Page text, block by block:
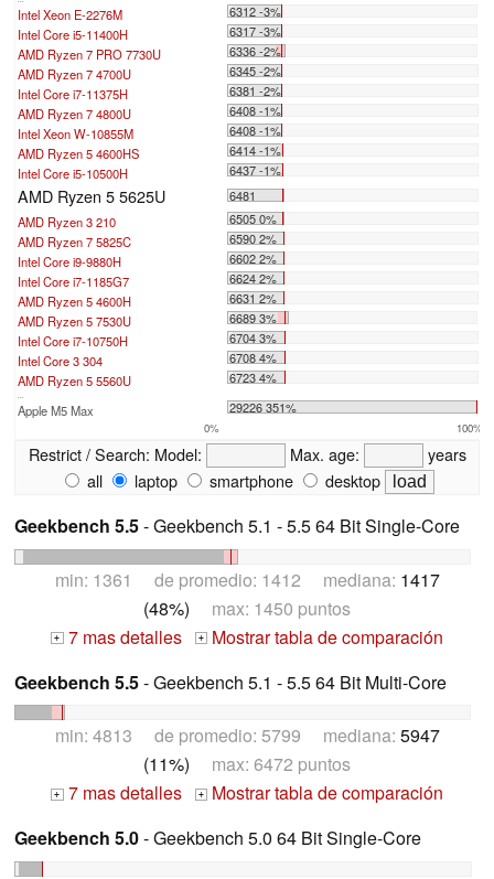
Intel Xeon E-2276M
6312 -3%
Intel Core i5-11400H
6317 -3%
AMD Ryzen 7 PRO 7730U
6336 -2%
AMD Ryzen 7 4700U
6345 -2%
Intel Core i7-11375H
6381 -2%
AMD Ryzen 7 4800U
6408 -1%
Intel Xeon W-10855M
6408 -1%
AMD Ryzen 5 4600HS
6414 -1%
Intel Core i5-10500H
6437 -1%
AMD Ryzen 5 5625U
6481
AMD Ryzen 3 210
6505 0%
AMD Ryzen 7 5825C
6590 2%
Intel Core i9-9880H
6602 2%
Intel Core i7-1185G7
6624 2%
AMD Ryzen 5 4600H
6631 2%
AMD Ryzen 5 7530U
6689 3%
Intel Core i7-10750H
6704 3%
Intel Core 3 304
6708 4%
AMD Ryzen 5 5560U
6723 4%
Apple M5 Max 29226 351%
0% 100%
Restrict / Search: Model: Max. age:
years
all
laptop smartphone desktop
Geekbench 5.5- Geekbench 5.1 - 5.5 64 Bit Single-Core
min: 1361 de promedio: 1412 mediana: 1417
(48%) max: 1450 puntos
+ 7 mas detalles +
Mostrar tabla de comparación
Geekbench 5.5- Geekbench 5.1 - 5.5 64 Bit Multi-Core
min: 4813 de promedio: 5799 mediana: 5947
(11%) max: 6472 puntos
+ 7 mas detalles +
Mostrar tabla de comparación
Geekbench 5.0- Geekbench 5.0 64 Bit Single-Core